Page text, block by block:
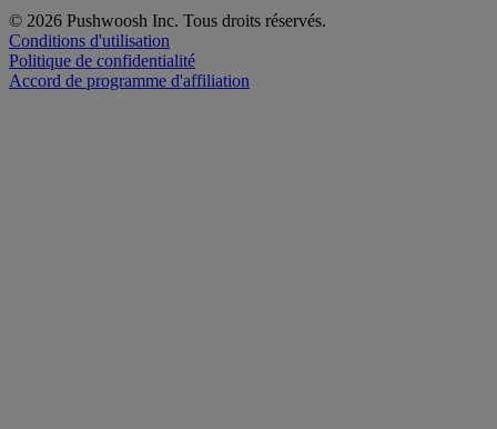
© 2026 Pushwoosh Inc. Tous droits réservés.
Conditions d'utilisation
Politique de confidentialité
Accord de programme d'affiliation